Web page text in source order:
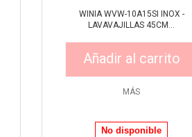
WINIA WVW-10A15SI INOX -
LAVAVAJILLAS 45CM...
Añadir al carrito
MÁS
No disponible
Vista rápida